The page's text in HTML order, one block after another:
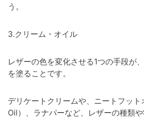
う。
3.クリーム・オイル
レザーの色を変化させる1つの手段が
を塗ることです。
デリケートクリームや、ニートフッ
Oil）、ラナパーなど、レザーの種類